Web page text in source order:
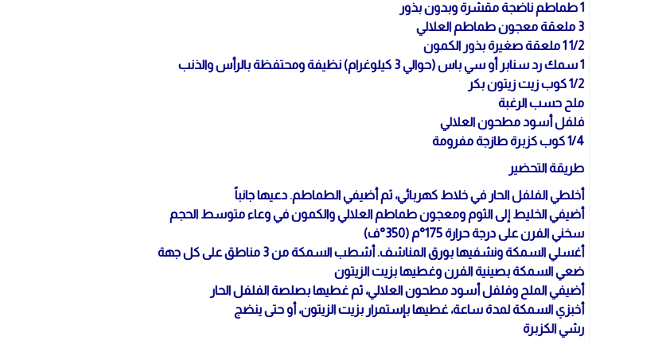
1 طماطم ناضجة مقشرة وبدون بذور
3 ملعقة معجون طماطم العلالي
1/2 1 ملعقة صغيرة بذور الكمون
1 سمك رد سنابر أو سي باس (حوالي 3 كيلوغرام) نظيفة ومحتفظة بالرأس والذنب
1/2 كوب زيت زيتون بكر
ملح حسب الرغبة
فلفل أسود مطحون العلالي
1/4 كوب كزبرة طازجة مفرومة
طريقة التحضير
أخلطي الفلفل الحار في خلاط كهربائي، ثم أضيفي الطماطم. دعيها جانباً
أضيفي الخليط إلى الثوم ومعجون طماطم العلالي والكمون في وعاء متوسط الحجم
سخني الفرن على درجة حرارة 175°م (350°ف)
أغسلي السمكة ونشفيها بورق المناشف. أشطب السمكة من 3 مناطق على كل جهة
ضعي السمكة بصينية الفرن وغطيها بزيت الزيتون
أضيفي الملح وفلفل أسود مطحون العلالي، ثم غطيها بصلصة الفلفل الحار
أخبزي السمكة لمدة ساعة، غطيها بإستمرار بزيت الزيتون، أو حتى ينضج
رشي الكزبرة